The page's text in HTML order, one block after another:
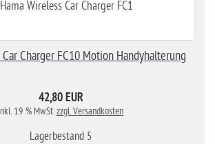
Charger FC10 Motion Handyhalterung
42,80 EUR
19 % MwSt.zzgl. Versandkosten
Lagerbestand 5